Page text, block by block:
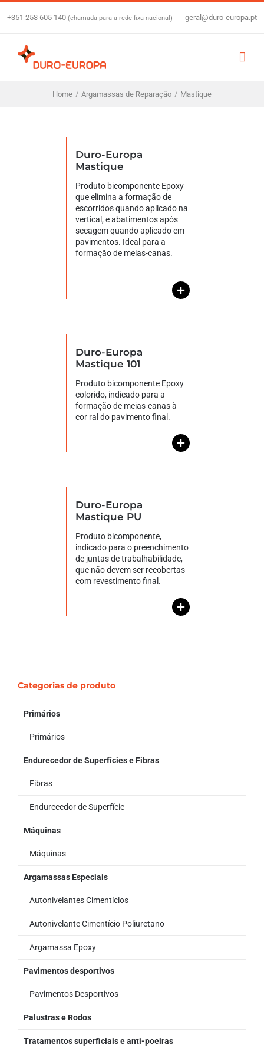
Skip
+351 253 605 140 (chamada para a rede fixa nacional) geral@duro-europa.pt
Home / Argamassas de Reparação / Mastique
Duro-Europa
Mastique
Produto bicomponente Epoxy
que elimina a formação de
escorridos quando aplicado na
vertical, e abatimentos após
secagem quando aplicado em
pavimentos. Ideal para a
formação de meias-canas.
+
Duro-Europa
Mastique 101
Produto bicomponente Epoxy
colorido, indicado para a
formação de meias-canas à
cor ral do pavimento final.
+
Duro-Europa
Mastique PU
Produto bicomponente,
indicado para o preenchimento
de juntas de trabalhabilidade,
que não devem ser recobertas
com revestimento final.
+
Categorias de produto
Primários
Primários
Endurecedor de Superfícies e Fibras
Fibras
Endurecedor de Superfície
Máquinas
Máquinas
Argamassas Especiais
Autonivelantes Cimentícios
Autonivelante Cimentício Poliuretano
Argamassa Epoxy
Pavimentos desportivos
Pavimentos Desportivos
Palustras e Rodos
Tratamentos superficiais e anti-poeiras